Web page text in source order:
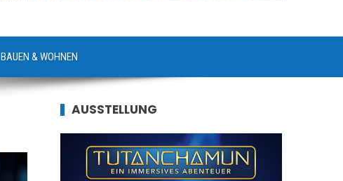
BAUEN & WOHNEN
AUSSTELLUNG